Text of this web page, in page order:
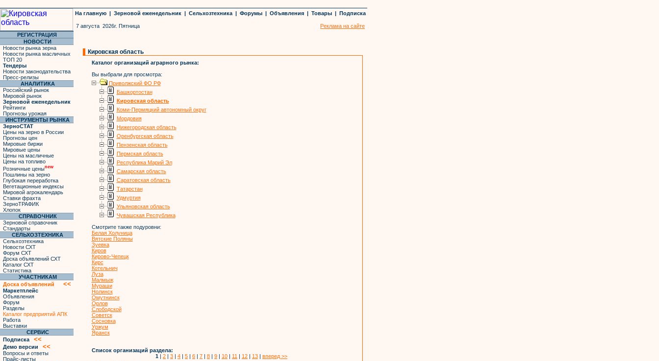
На главную | Зерновой еженедельник | Сельхозтехника | Форумы | Объявления | Товары | Подписка
7 августа 2026г. Пятница
Реклама на сайте
РЕГИСТРАЦИЯ
НОВОСТИ
Новости рынка зерна
Новости рынка масличных
ТОП 20
Тендеры
Новости законодательства
Пресс-релизы
АНАЛИТИКА
Российский рынок
Мировой рынок
Зерновой еженедельник
Рейтинги
Прогнозы урожая
ИНСТРУМЕНТЫ РЫНКА
ЗерноСТАТ
Цены на зерно в России
Прогнозы цен
Мировые биржи
Мировые цены
Цены на масличные
Цены на топливо
Розничные ценыnew
Пошлины на зерно
Глубокая переработка
Вегетационные индексы
Мировой агрокалендарь
Ставки фрахта
ЗерноТРАФИК
Хлопок
СПРАВОЧНИК
Зерновой справочник
Стандарты
СЕЛЬХОЗТЕХНИКА
Сельхозтехника
Новости СХТ
Форум СХТ
Доска объявлений СХТ
Каталог СХТ
Статистика
УЧАСТНИКАМ
Доска объявлений
<<
Маркетплейс
Объявления
Форум
Разделы
Каталог предприятий АПК
Работа
Выставки
СЕРВИС
Подписка
<<
Демо версии <<
Вопросы и ответы
Прайс-листы
Кировская область
Каталог организаций аграрного рынка:
Вы выбрали для просмотра:
Приволжский ФО РФ
Башкортостан
Кировская область
Коми-Пермяцкий автономный округ
Мордовия
Нижегородская область
Оренбургская область
Пензенская область
Пермская область
Республика Марий Эл
Самарская область
Саратовская область
Татарстан
Удмуртия
Ульяновская область
Чувашская Республика
Смотрите также подуровни:
Белая Холуница
Вятские Поляны
Зуевка
Киров
Кирово-Чепецк
Кирс
Котельнич
Луза
Малмыж
Мураши
Нолинск
Омутнинск
Орлов
Слободской
Советск
Сосновка
Уржум
Яранск
Список организаций раздела:
1 | 2 | 3 | 4 | 5 | 6 | 7 | 8 | 9 | 10 | 11 | 12 | 13 | вперед >>